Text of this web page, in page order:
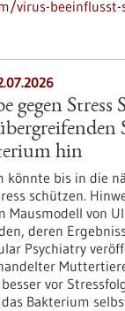
virus-beeinflusst-
gegen Stress
hin
bis in die
schützen.
Mausmodell von
deren
Psychiatry
vor
Bakterium